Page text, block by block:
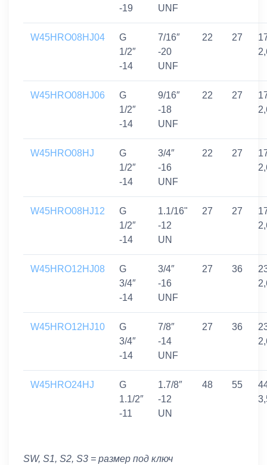
-19
UNF
W45HRO08HJ04
G
1/2″
-14
7/16″
-20
UNF
22 27
W45HRO08HJ06
G
1/2″
-14
9/16″
-18
UNF
22 27
W45HRO08HJ
G
1/2″
-14
3/4″
-16
UNF
22 27
W45HRO08HJ12
G
1/2″
-14
1.1/16"
-12
UN
27 27
W45HRO12HJ08
G
3/4″
-14
3/4″
-16
UNF
27 36
W45HRO12HJ10
G
3/4″
-14
7/8″
-14
UNF
27 36
W45HRO24HJ
G
1.1/2″
-11
1.7/8″
-12
UN
48 55
SW, S1, S2, S3 = размер под ключ